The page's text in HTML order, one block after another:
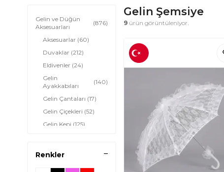
Gelin ve Düğün
Aksesuarları
(876)
Aksesuarlar (60)
Duvaklar (212)
Eldivenler (24)
Gelin
Ayakkabıları
(140)
Gelin Çantaları (17)
Gelin Çiçekleri (52)
Gelin Kepi (125)
Gelin Sabahlığı
Gelin Şemsiye(9)
Renkler
Gelin Şemsiye
9ürün görüntüleniyor.